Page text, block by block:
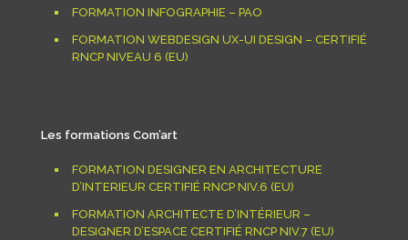
FORMATION INFOGRAPHIE – PAO
FORMATION WEBDESIGN UX-UI DESIGN – CERTIFIÉ
RNCP NIVEAU 6 (EU)
Les formations Com’art
FORMATION DESIGNER EN ARCHITECTURE
D’INTERIEUR CERTIFIÉ RNCP NIV.6 (EU)
FORMATION ARCHITECTE D’INTÉRIEUR –
DESIGNER D’ESPACE CERTIFIÉ RNCP NIV.7 (EU)